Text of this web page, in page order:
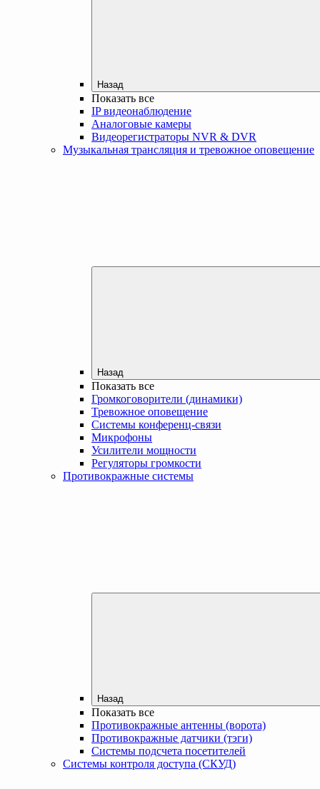
Назад
Показать все
IP видеонаблюдение
Аналоговые камеры
Видеорегистраторы NVR & DVR
Музыкальная трансляция и тревожное оповещение
Назад
Показать все
Громкоговорители (динамики)
Тревожное оповещение
Системы конференц-связи
Микрофоны
Усилители мощности
Регуляторы громкости
Противокражные системы
Назад
Показать все
Противокражные антенны (ворота)
Противокражные датчики (тэги)
Системы подсчета посетителей
Системы контроля доступа (СКУД)